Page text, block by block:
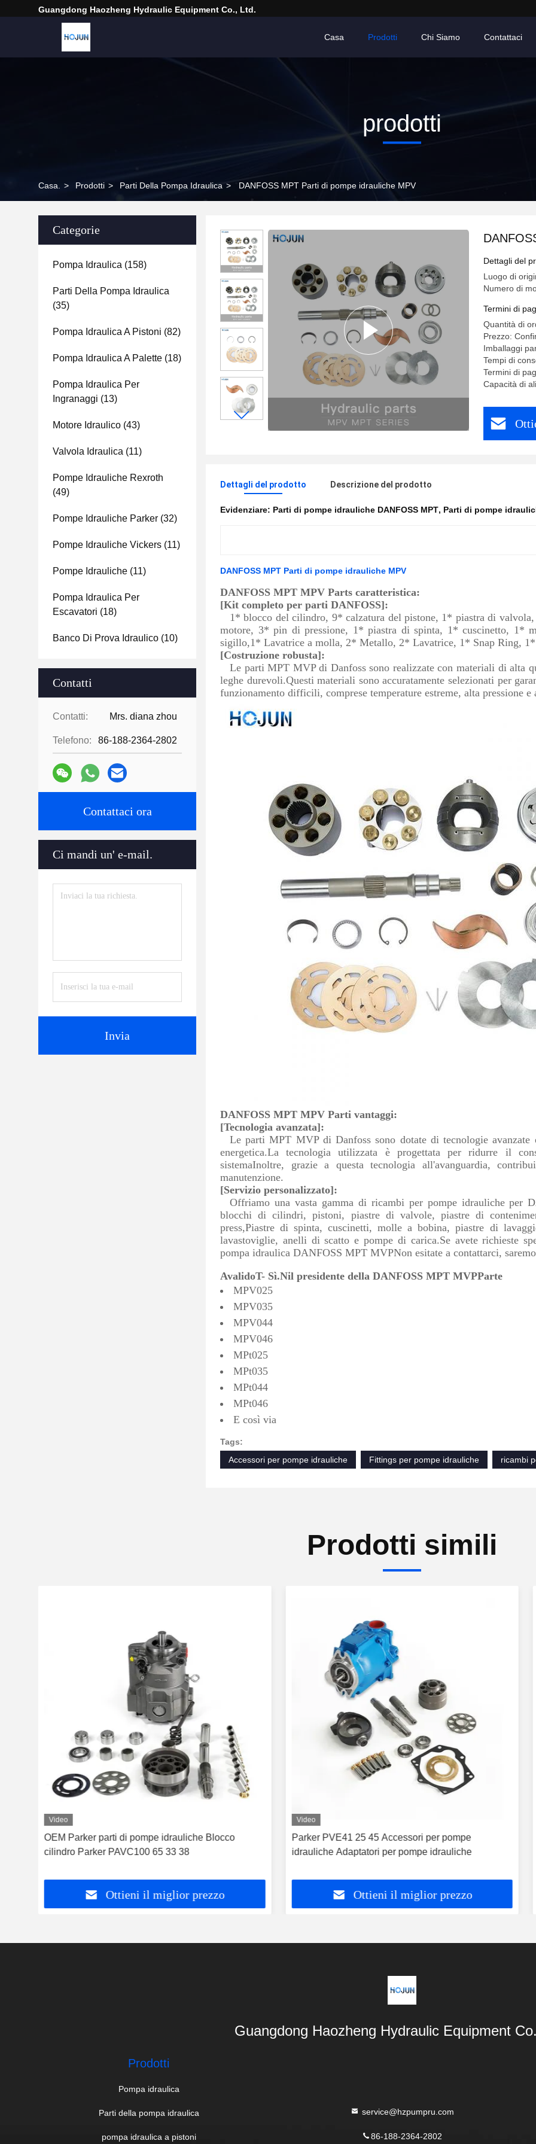
Guangdong Haozheng Hydraulic Equipment Co., Ltd.
Casa Prodotti Chi Siamo Contattaci
prodotti
Casa. > Prodotti > Parti Della Pompa Idraulica > DANFOSS MPT Parti di pompe idrauliche MPV
Categorie
Pompa Idraulica (158)
Parti Della Pompa Idraulica
(35)
Pompa Idraulica A Pistoni (82)
Pompa Idraulica A Palette (18)
Pompa Idraulica Per
Ingranaggi (13)
Motore Idraulico (43)
Valvola Idraulica (11)
Pompe Idrauliche Rexroth
(49)
Pompe Idrauliche Parker (32)
Pompe Idrauliche Vickers (11)
Pompe Idrauliche (11)
Pompa Idraulica Per
Escavatori (18)
Banco Di Prova Idraulico (10)
Contatti
Contatti: Mrs. diana zhou
Telefono: 86-188-2364-2802
Contattaci ora
Ci mandi un' e-mail.
Invia
Dettagli del
Luogo di
Numero di
Termini di
Quantità di
Prezzo:
Imballaggi
Tempi di
Termini di
Capacità di
Dettagli del prodotto Descrizione del prodotto
Evidenziare: Parti di pompe idrauliche DANFOSS MPT, Parti di pompe
DANFOSS MPT Parti di pompe idrauliche MPV
DANFOSS MPT MPV Parts caratteristica:
[Kit completo per parti DANFOSS]:
1* blocco del cilindro, 9* calzatura del pistone, 1* piastra di
motore, 3* pin di pressione, 1* piastra di spinta, 1* cuscinetto, 1*
sigillo,1* Lavatrice a molla, 2* Metallo, 2* Lavatrice, 1* Snap Ring, 1*
[Costruzione robusta]:
Le parti MPT MVP di Danfoss sono realizzate con materiali di alta
leghe durevoli.Questi materiali sono accuratamente selezionati per
funzionamento difficili, comprese temperature estreme, alta pressione
DANFOSS MPT MPV Parti vantaggi:
[Tecnologia avanzata]:
Le parti MPT MVP di Danfoss sono dotate di tecnologie
energetica.La tecnologia utilizzata è progettata per ridurre il
sistemaInoltre, grazie a questa tecnologia all'avanguardia,
manutenzione.
[Servizio personalizzato]:
Offriamo una vasta gamma di ricambi per pompe idrauliche per
blocchi di cilindri, pistoni, piastre di valvole, piastre di
press,Piastre di spinta, cuscinetti, molle a bobina, piastre di
lavastoviglie, anelli di scatto e pompe di carica.Se avete richieste
pompa idraulica DANFOSS MPT MVPNon esitate a contattarci,
AvalidoT- Sì.Nil presidente della DANFOSS MPT MVPParte
MPV025
MPV035
MPV044
MPV046
MPt025
MPt035
MPt044
MPt046
E così via
Tags:
Accessori per pompe idrauliche
Fittings per pompe idrauliche ricambi
Prodotti simili
Video
OEM Parker parti di pompe idrauliche Blocco
cilindro Parker PAVC100 65 33 38
Ottieni il miglior prezzo
Video
Parker PVE41 25 45 Accessori per pompe
idrauliche Adaptatori per pompe idrauliche
Ottieni il miglior prezzo
Guangdong Haozheng Hydraulic Equipment
Prodotti
Pompa idraulica
Parti della pompa idraulica
pompa idraulica a pistoni
service@hzpumpru.com
86-188-2364-2802